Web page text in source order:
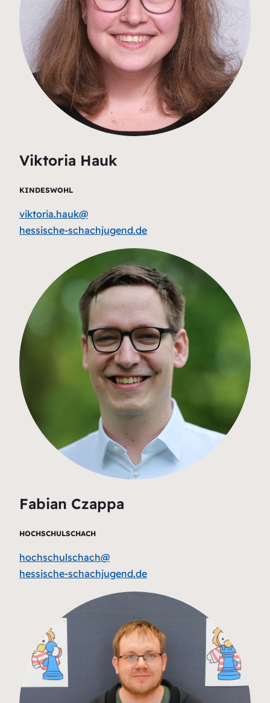
Viktoria Hauk
KINDESWOHL
viktoria.hauk@
hessische-schachjugend.de
Fabian Czappa
HOCHSCHULSCHACH
hochschulschach@
hessische-schachjugend.de